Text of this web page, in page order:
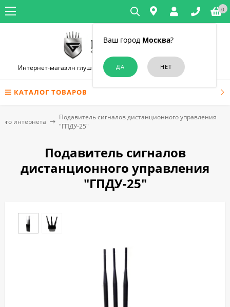
Ваш город Москва?
0
Интернет-магазин глушилок связи и диктофонов в Краснодаре
КАТАЛОГ ТОВАРОВ
интернета
Подавитель сигналов дистанционного управления
"ГПДУ-25"
Подавитель сигналов
дистанционного управления
"ГПДУ-25"